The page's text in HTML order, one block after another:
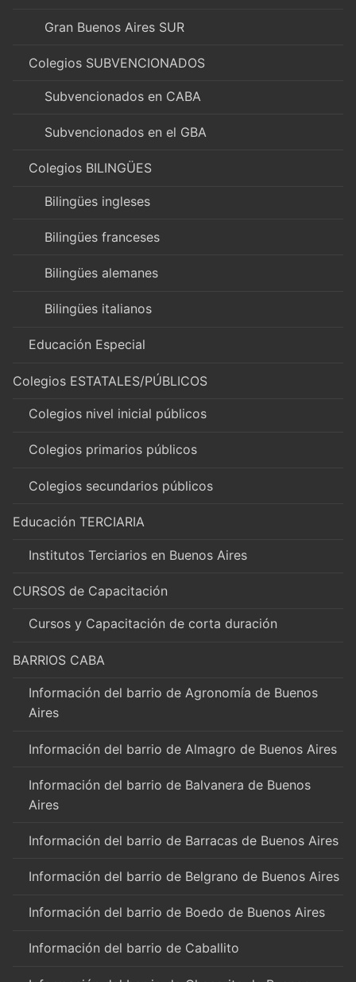
Gran Buenos Aires SUR
Colegios SUBVENCIONADOS
Subvencionados en CABA
Subvencionados en el GBA
Colegios BILINGÜES
Bilingües ingleses
Bilingües franceses
Bilingües alemanes
Bilingües italianos
Educación Especial
Colegios ESTATALES/PÚBLICOS
Colegios nivel inicial públicos
Colegios primarios públicos
Colegios secundarios públicos
Educación TERCIARIA
Institutos Terciarios en Buenos Aires
CURSOS de Capacitación
Cursos y Capacitación de corta duración
BARRIOS CABA
Información del barrio de Agronomía de Buenos
Aires
Información del barrio de Almagro de Buenos Aires
Información del barrio de Balvanera de Buenos
Aires
Información del barrio de Barracas de Buenos Aires
Información del barrio de Belgrano de Buenos Aires
Información del barrio de Boedo de Buenos Aires
Información del barrio de Caballito